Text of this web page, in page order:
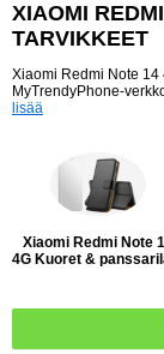
XIAOMI
TARVIKKEET
Xiaomi Redmi Note 14
MyTrendyPhone-
lisää
Xiaomi Redmi Note
4G Kuoret &